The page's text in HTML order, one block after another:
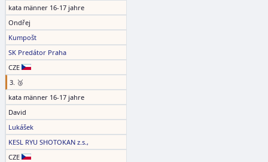
kata männer 16-17 jahre
Ondřej
Kumpošt
SK Predátor Praha
CZE
3. 🥉
kata männer 16-17 jahre
David
Lukášek
KESL RYU SHOTOKAN z.s.,
CZE